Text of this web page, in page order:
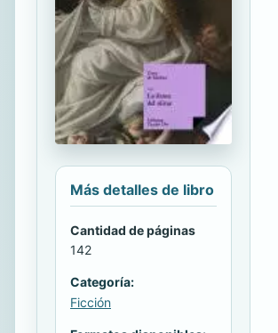
Más detalles de libro
Cantidad de páginas
142
Categoría:
Ficción